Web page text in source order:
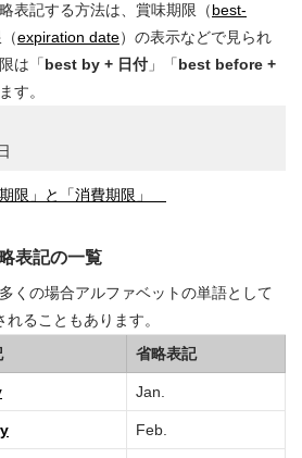
表記する方法は、賞味期限（best-
expiration date）の表示などで見られ
は「best by + 日付」「best before +
す。
限」と「消費期限」
表記の一覧
くの場合アルファベットの単語として
ることもあります。
省略表記
Jan.
Feb.